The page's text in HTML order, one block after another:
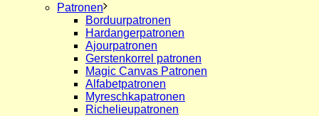
Patronen
Borduurpatronen
Hardangerpatronen
Ajourpatronen
Gerstenkorrel patronen
Magic Canvas Patronen
Alfabetpatronen
Myreschkapatronen
Richelieupatronen